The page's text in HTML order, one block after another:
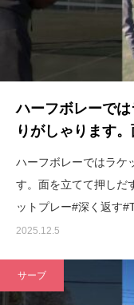
ハーフボレーで
りがしゃります
ハーフボレーではラケ
す。面を立てて押しだ
ットプレー#深く返す
2025.12.5
サーブ